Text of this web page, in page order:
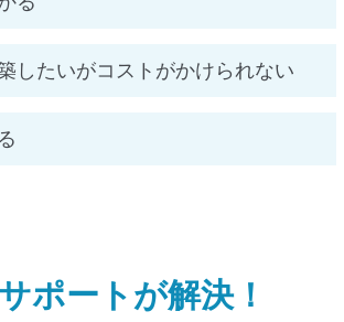
したいがコストがかけられない
ポートが解決！